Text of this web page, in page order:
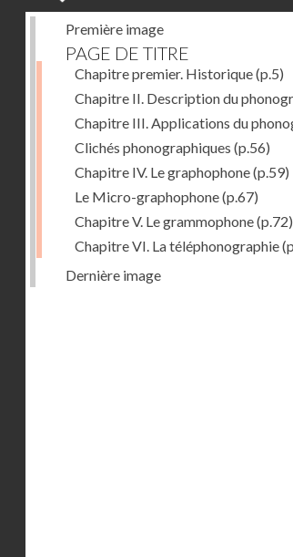
Première image
PAGE DE TITRE
Chapitre premier. Historique(p.5)
Chapitre II. Description du
Chapitre III. Applications du
Clichés phonographiques (p.56)
Chapitre IV. Le graphophone(p.59)
Le Micro-graphophone(p.67)
Chapitre V. Le grammophone(p.72)
Chapitre VI. La téléphonographie
Dernière image